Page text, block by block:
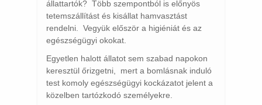
állattartók? Több szempontból is előnyös
tetemszállítást és kisállat hamvasztást
rendelni. Vegyük először a higiéniát és az
egészségügyi okokat.
Egyetlen halott állatot sem szabad napokon
keresztül őrizgetni, mert a bomlásnak induló
test komoly egészségügyi kockázatot jelent a
közelben tartózkodó személyekre.